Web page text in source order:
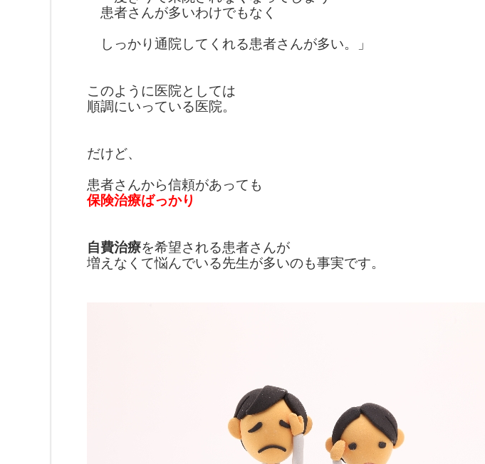
患者さんが多いわけでもなく
しっかり通院してくれる患者さんが多い。」
このように医院としては
順調にいっている医院。
だけど、
患者さんから信頼があっても
保険治療ばっかり
自費治療を希望される患者さんが
増えなくて悩んでいる先生が多いのも事実です。